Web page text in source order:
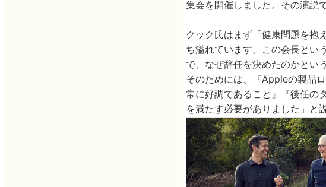
集会を開催しました。その演説
クック氏はまず「健康問題を抱
ち溢れています。この会長とい
で、なぜ辞任を決めたのかとい
そのためには、『Appleの製品
常に好調であること』『後任の
を満たす必要がありました」と